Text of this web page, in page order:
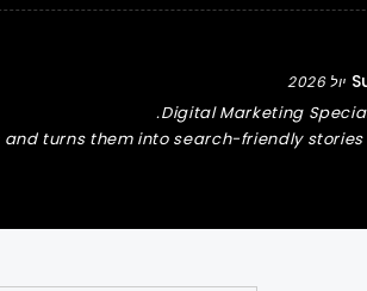
Digital Marketing
turns them into search-friendly stories